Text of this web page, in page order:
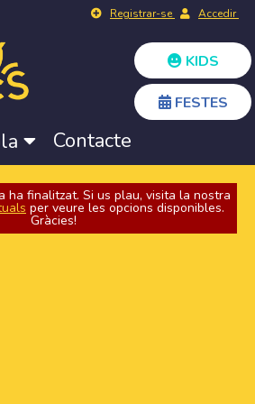
Registrar-se Accedir
KIDS
FESTES
Contacte
ha finalitzat. Si us plau, visita la nostra
per veure les opcions disponibles.
Gràcies!